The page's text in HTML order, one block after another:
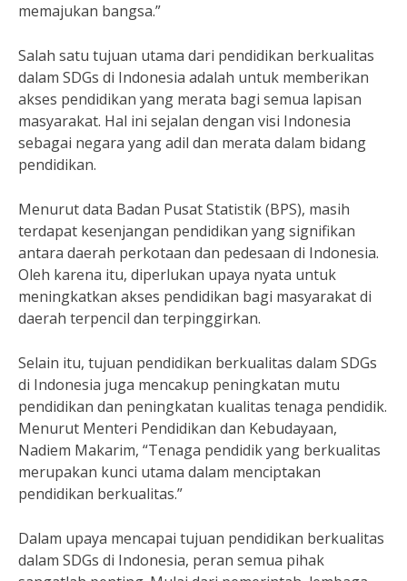
memajukan bangsa.”
Salah satu tujuan utama dari pendidikan berkualitas
dalam SDGs di Indonesia adalah untuk memberikan
akses pendidikan yang merata bagi semua lapisan
masyarakat. Hal ini sejalan dengan visi Indonesia
sebagai negara yang adil dan merata dalam bidang
pendidikan.
Menurut data Badan Pusat Statistik (BPS), masih
terdapat kesenjangan pendidikan yang signifikan
antara daerah perkotaan dan pedesaan di Indonesia.
Oleh karena itu, diperlukan upaya nyata untuk
meningkatkan akses pendidikan bagi masyarakat di
daerah terpencil dan terpinggirkan.
Selain itu, tujuan pendidikan berkualitas dalam SDGs
di Indonesia juga mencakup peningkatan mutu
pendidikan dan peningkatan kualitas tenaga pendidik.
Menurut Menteri Pendidikan dan Kebudayaan,
Nadiem Makarim, “Tenaga pendidik yang berkualitas
merupakan kunci utama dalam menciptakan
pendidikan berkualitas.”
Dalam upaya mencapai tujuan pendidikan berkualitas
dalam SDGs di Indonesia, peran semua pihak